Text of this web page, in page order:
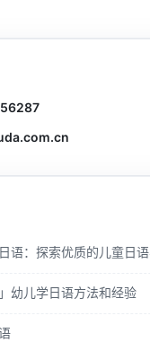
语：探索优质的儿童日
幼儿学日语方法和经验